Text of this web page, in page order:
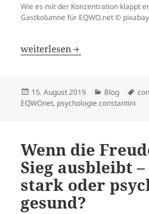
Wie es mit der Konzentration klappt
Gastkolumne für EQWO.net © pixabay
Mehr Konzentration
weiterlesen
Veröffentlicht
am
15. August 2019 Kategorien
Blog
EQWOnet, psychologie constantini
Wenn die
Sieg ausbleibt
stark oder
gesund?